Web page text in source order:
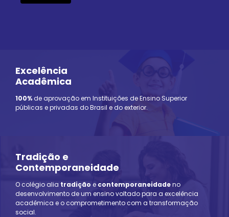
Excelência
Acadêmica
100% de aprovação em Instituições de Ensino Superior
públicas e privadas do Brasil e do exterior.
Tradição e
Contemporaneidade
O colégio alia tradição e contemporaneidadeno
desenvolvimento de um ensino voltado para a excelência
acadêmica e o comprometimento com a transformação
social.